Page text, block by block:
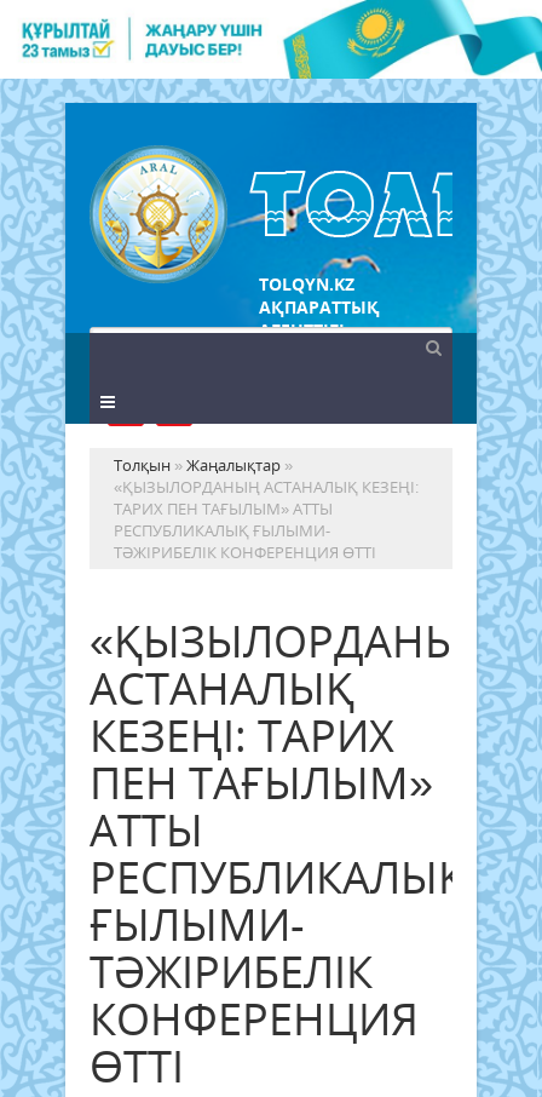
TOLQYN.KZ
АҚПАРАТТЫҚ
АГЕНТТІГІ
Толқын »Жаңалықтар »
«ҚЫЗЫЛОРДАНЫҢ АСТАНАЛЫҚ КЕЗЕҢІ:
ТАРИХ ПЕН ТАҒЫЛЫМ» АТТЫ
РЕСПУБЛИКАЛЫҚ ҒЫЛЫМИ-
ТӘЖІРИБЕЛІК КОНФЕРЕНЦИЯ ӨТТІ
«ҚЫЗЫЛОРДАНЫҢ
АСТАНАЛЫҚ
КЕЗЕҢІ: ТАРИХ
ПЕН ТАҒЫЛЫМ»
АТТЫ
РЕСПУБЛИКАЛЫҚ
ҒЫЛЫМИ-
ТӘЖІРИБЕЛІК
КОНФЕРЕНЦИЯ
ӨТТІ